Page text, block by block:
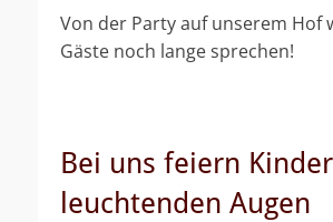
Von der Party auf unserem Hof
Gäste noch lange sprechen!
Bei uns feiern
leuchtenden Augen